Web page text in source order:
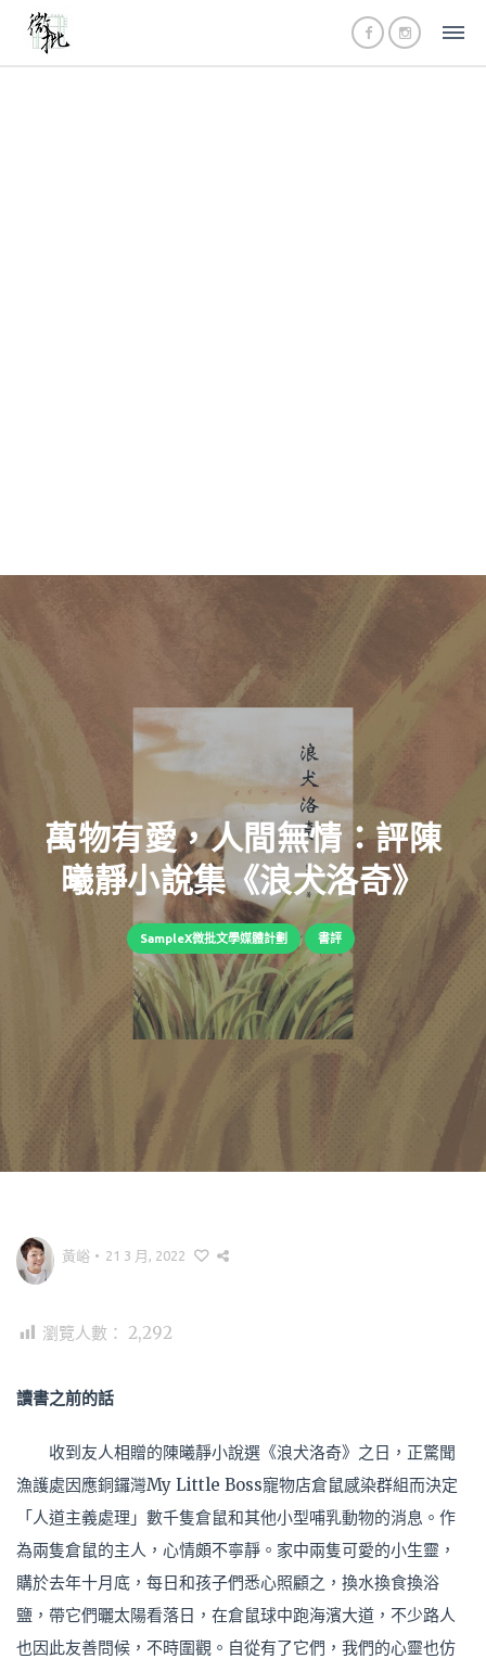
萬物有愛，人間無情：評陳
曦靜小說集《浪犬洛奇》
SampleX微批文學媒體計劃 書評
黃峪 • 21 3 月, 2022
瀏覽人數： 2,292
讀書之前的話
收到友人相贈的陳曦靜小說選《浪犬洛奇》之日，正驚聞
漁護處因應銅鑼灣My Little Boss寵物店倉鼠感染群組而決定
「人道主義處理」數千隻倉鼠和其他小型哺乳動物的消息。作
為兩隻倉鼠的主人，心情頗不寧靜。家中兩隻可愛的小生靈，
購於去年十月底，每日和孩子們悉心照顧之，換水換食換浴
鹽，帶它們曬太陽看落日，在倉鼠球中跑海濱大道，不少路人
也因此友善問候，不時圍觀。自從有了它們，我們的心靈也仿